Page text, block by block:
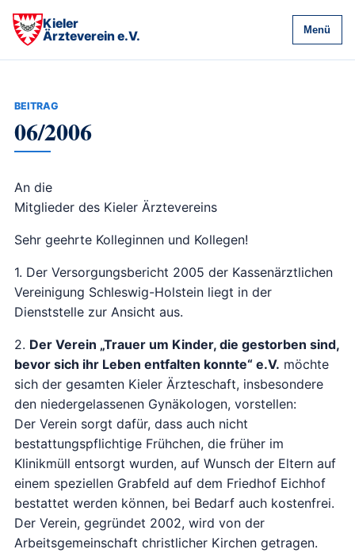
Kieler
Ärzteverein e.V.
Menü
BEITRAG
06/2006
An die
Mitglieder des Kieler Ärztevereins
Sehr geehrte Kolleginnen und Kollegen!
1. Der Versorgungsbericht 2005 der Kassenärztlichen
Vereinigung Schleswig-Holstein liegt in der
Dienststelle zur Ansicht aus.
2. Der Verein „Trauer um Kinder, die gestorben sind,
bevor sich ihr Leben entfalten konnte“ e.V. möchte
sich der gesamten Kieler Ärzteschaft, insbesondere
den niedergelassenen Gynäkologen, vorstellen:
Der Verein sorgt dafür, dass auch nicht
bestattungspflichtige Frühchen, die früher im
Klinikmüll entsorgt wurden, auf Wunsch der Eltern auf
einem speziellen Grabfeld auf dem Friedhof Eichhof
bestattet werden können, bei Bedarf auch kostenfrei.
Der Verein, gegründet 2002, wird von der
Arbeitsgemeinschaft christlicher Kirchen getragen.